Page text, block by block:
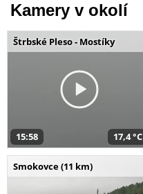
Kamery v okolí
Štrbské Pleso - Mostíky
15:58 17,4 °C
Smokovce (11 km)